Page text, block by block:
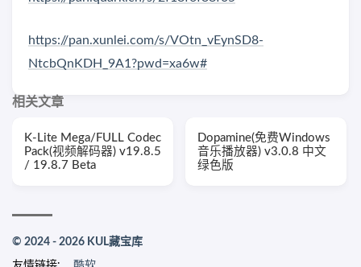
https://pan.xunlei.com/s/VOtn_vEynSD8-
NtcbQnKDH_9A1?pwd=xa6w#
相关文章
K-Lite Mega/FULL Codec
Pack(视频解码器) v19.8.5
/ 19.8.7 Beta
Dopamine(免费Windows
音乐播放器) v3.0.8 中文
绿色版
© 2024 - 2026 KUL藏宝库